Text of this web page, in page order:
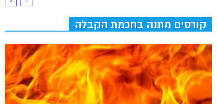
קורסים מתנה בחכמת הקבלה